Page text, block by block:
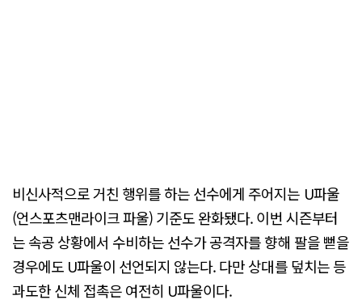
비신사적으로 거친 행위를 하는 선수에게 주어지는 U파울
(언스포츠맨라이크 파울) 기준도 완화됐다. 이번 시즌부터
는 속공 상황에서 수비하는 선수가 공격자를 향해 팔을 뻗을
경우에도 U파울이 선언되지 않는다. 다만 상대를 덮치는 등
과도한 신체 접촉은 여전히 U파울이다.